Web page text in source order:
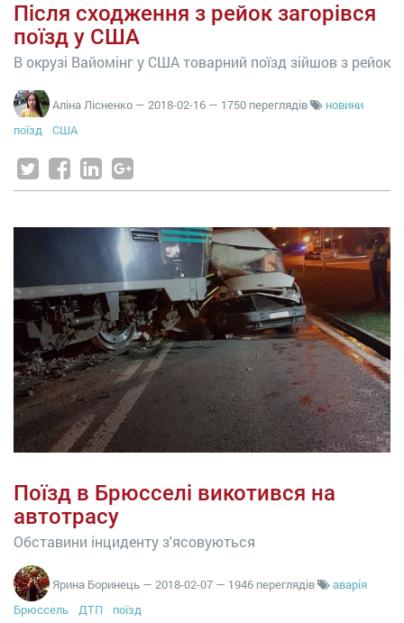
Після сходження з рейок загорівся
поїзд у США
В окрузі Вайомінг у США товарний поїзд зійшов з рейок
Аліна Лісненко — 2018-02-16 — 1750 переглядів
новини
поїзд
США
Поїзд в Брюсселі викотився на
автотрасу
Обставини інциденту з'ясовуються
Ярина Боринець — 2018-02-07 — 1946 переглядів
аварія
Брюссель
ДТП поїзд